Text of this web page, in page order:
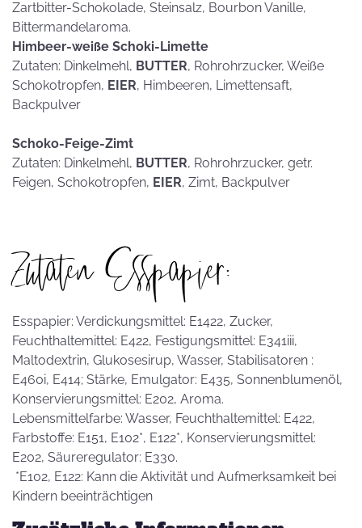
Zartbitter-Schokolade, Steinsalz, Bourbon Vanille,
Bittermandelaroma.
Himbeer-weiße Schoki-Limette
Zutaten: Dinkelmehl, BUTTER, Rohrohrzucker, Weiße
Schokotropfen, EIER, Himbeeren, Limettensaft,
Backpulver
Schoko-Feige-Zimt
Zutaten: Dinkelmehl, BUTTER, Rohrohrzucker, getr.
Feigen, Schokotropfen, EIER, Zimt, Backpulver
Zutaten Esspapier:
Esspapier: Verdickungsmittel: E1422, Zucker,
Feuchthaltemittel: E422, Festigungsmittel: E341iii,
Maltodextrin, Glukosesirup, Wasser, Stabilisatoren :
E460i, E414; Stärke, Emulgator: E435, Sonnenblumenöl,
Konservierungsmittel: E202, Aroma.
Lebensmittelfarbe: Wasser, Feuchthaltemittel: E422,
Farbstoffe: E151, E102*, E122*, Konservierungsmittel:
E202, Säureregulator: E330.
*E102, E122: Kann die Aktivität und Aufmerksamkeit bei
Kindern beeinträchtigen